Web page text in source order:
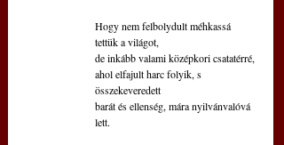
Hogy nem felbolydult méhkassá
tettük a világot,
de inkább valami középkori csatatérré,
ahol elfajult harc folyik, s
összekeveredett
barát és ellenség, mára nyilvánvalóvá
lett.